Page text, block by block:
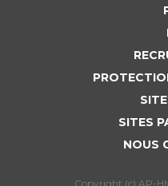
SITES
NOUS
Copyright (c) AP-